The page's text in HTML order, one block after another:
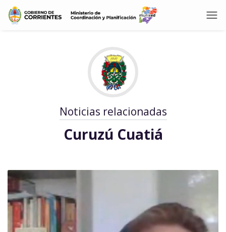
Noticias relacionadas
Curuzú Cuatiá